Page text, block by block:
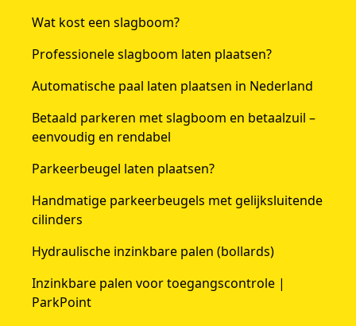
Wat kost een slagboom?
Professionele slagboom laten plaatsen?
Automatische paal laten plaatsen in Nederland
Betaald parkeren met slagboom en betaalzuil –
eenvoudig en rendabel
Parkeerbeugel laten plaatsen?
Handmatige parkeerbeugels met gelijksluitende
cilinders
Hydraulische inzinkbare palen (bollards)
Inzinkbare palen voor toegangscontrole |
ParkPoint